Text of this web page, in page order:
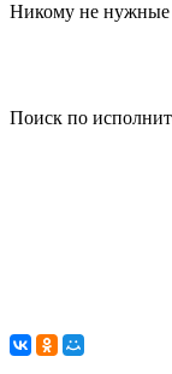
Никому не
Поиск по